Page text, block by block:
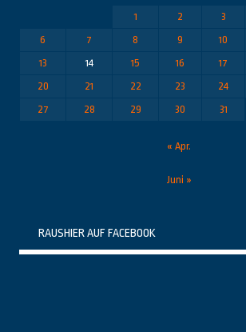
1
2 3
6
7 8 9 10
13
14 15 16 17
20
21 22 23 24
27
28 29 30 31
« Apr.
Juni »
RAUSHIER AUF FACEBOOK